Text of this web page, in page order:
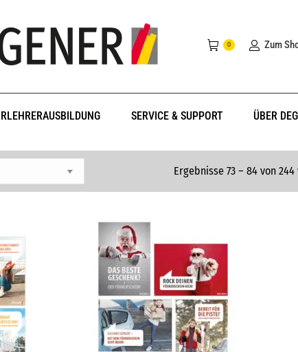
0 Zum
SERVICE & SUPPORT ÜBER
Ergebnisse 73 – 84 von